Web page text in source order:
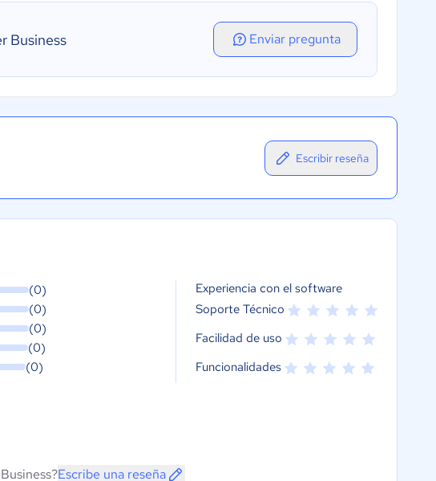
Business Enviar pregunta
Escribir reseña
(0)
(0)
(0)
(0)
(0)
Experiencia con el software
Soporte Técnico
Facilidad de uso
Funcionalidades
Escribe una reseña